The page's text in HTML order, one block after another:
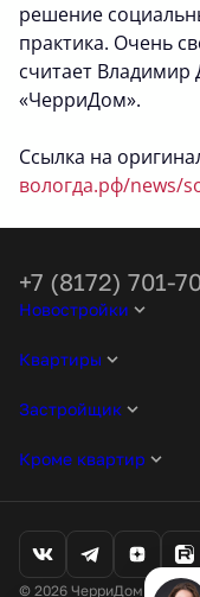
решение
практика. Очень
считает Владимир
«ЧерриДом».
Ссылка на
вологда.рф/news/
Новостройки
Квартиры
Застройщик
Кроме квартир
+7 (8172) 701-
© 2026 ЧерриДом. Все